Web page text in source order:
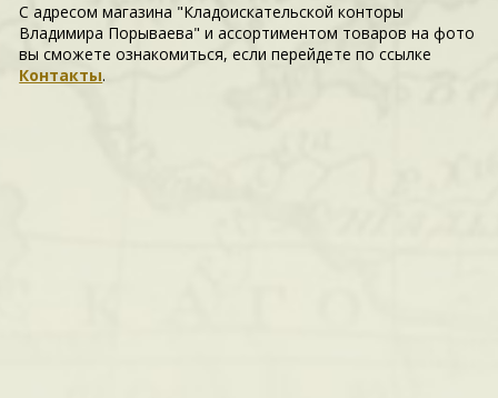
С адресом магазина "Кладоискательской конторы
Владимира Порываева" и ассортиментом товаров на фото
вы сможете ознакомиться, если перейдете по ссылке
Контакты.